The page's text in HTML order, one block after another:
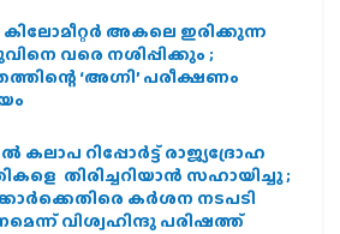
കിലോമീറ്റർ അകലെ ഇരിക്കുന്ന
വരെ നശിപ്പിക്കും ;
‘അഗ്നി’ പരീക്ഷണം
കലാപ റിപ്പോർട്ട് രാജ്യദ്രോഹ
തിരിച്ചറിയാൻ സഹായിച്ചു ;
കർശന നടപടി
വിശ്വഹിന്ദു പരിഷത്ത്